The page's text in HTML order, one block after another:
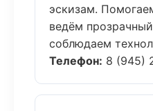
эскизам.
ведём
соблюдаем
Телефон: 8 (945)